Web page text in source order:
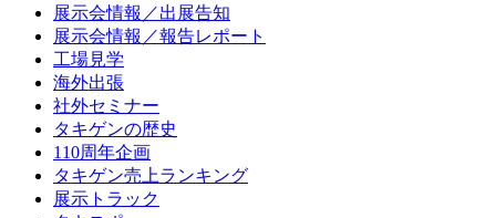
展示会情報／出展告知
展示会情報／報告レポート
工場見学
海外出張
社外セミナー
タキゲンの歴史
110周年企画
タキゲン売上ランキング
展示トラック